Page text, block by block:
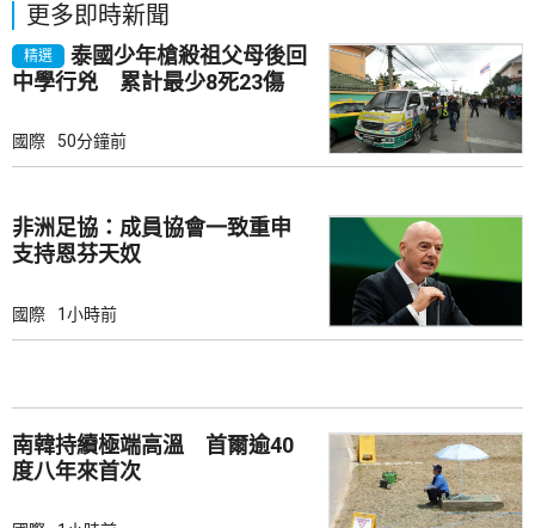
更多即時新聞
精選
泰國少年槍殺祖父母後回
中學行兇 累計最少8死23傷
國際 50分鐘前
非洲足協：成員協會一致重申
支持恩芬天奴
國際 1小時前
南韓持續極端高溫 首爾逾40
度八年來首次